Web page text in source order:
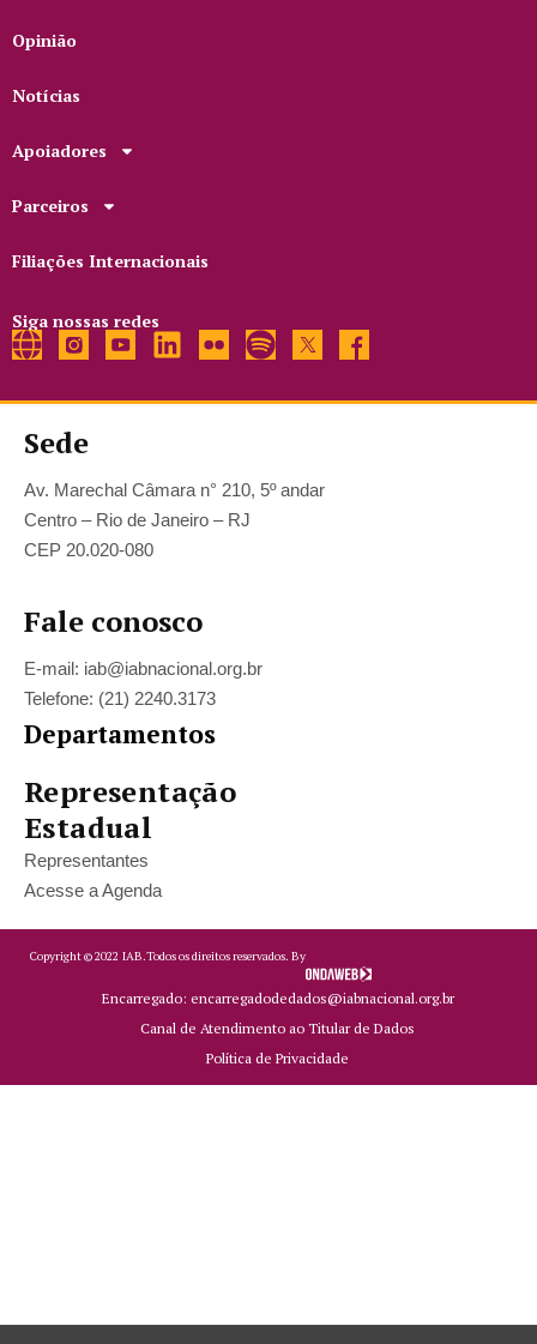
Opinião
Notícias
Apoiadores
Parceiros
Filiações Internacionais
Siga nossas redes
Sede
Av. Marechal Câmara n° 210, 5º andar
Centro – Rio de Janeiro – RJ
CEP 20.020-080
Fale conosco
E-mail: iab@iabnacional.org.br
Telefone: (21) 2240.3173
Departamentos
Representação
Estadual
Representantes
Acesse a Agenda
Copyright ©2022 IAB.Todos os direitos reservados. By
Encarregado: encarregadodedados@iabnacional.org.br
Canal de Atendimento ao Titular de Dados
Política de Privacidade